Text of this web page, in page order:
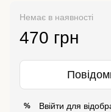
Немає в наявності
470 грн
% Ввійти для